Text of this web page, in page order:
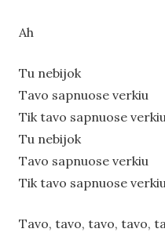
Ah
Tu nebijok
Tavo sapnuose verkiu
Tik tavo sapnuose verkiu
Tu nebijok
Tavo sapnuose verkiu
Tik tavo sapnuose verkiu
Tavo, tavo, tavo, tavo,